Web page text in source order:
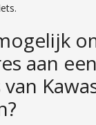
aan een